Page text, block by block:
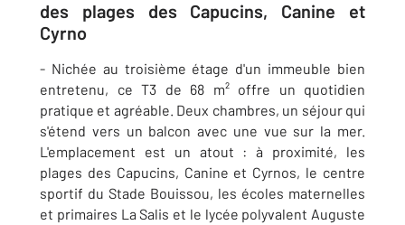
des plages des Capucins, Canine et
Cyrno
- Nichée au troisième étage d'un immeuble bien
entretenu, ce T3 de 68 m² offre un quotidien
pratique et agréable. Deux chambres, un séjour qui
s'étend vers un balcon avec une vue sur la mer.
L'emplacement est un atout : à proximité, les
plages des Capucins, Canine et Cyrnos, le centre
sportif du Stade Bouissou, les écoles maternelles
et primaires La Salis et le lycée polyvalent Auguste